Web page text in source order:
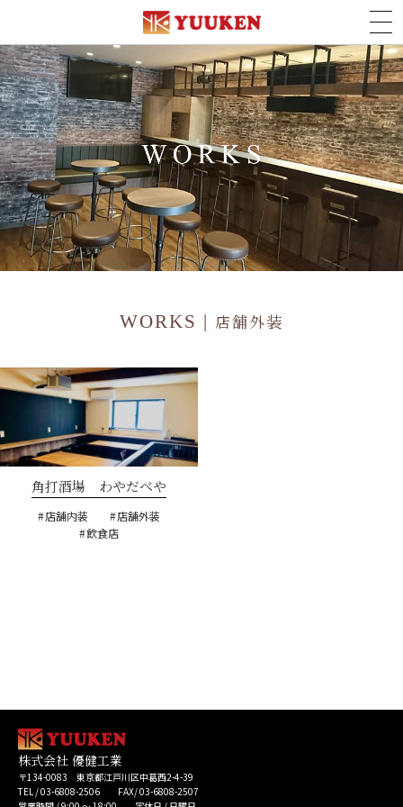
WORKS | 店舗外装
角打酒場 わやだべや
店舗内装
店舗外装
飲食店
株式会社 優健工業
〒134-0083 東京都江戸川区中葛西2-4-39
TEL / 03-6808-2506 FAX/ 03-6808-2507